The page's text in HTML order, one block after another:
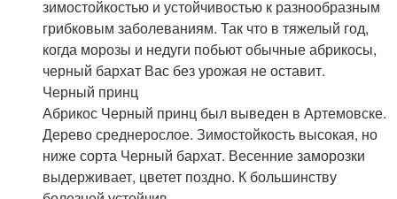
зимостойкостью и устойчивостью к разнообразным
грибковым заболеваниям. Так что в тяжелый год,
когда морозы и недуги побьют обычные абрикосы,
черный бархат Вас без урожая не оставит.
Черный принц
Абрикос Черный принц был выведен в Артемовске.
Дерево среднерослое. Зимостойкость высокая, но
ниже сорта Черный бархат. Весенние заморозки
выдерживает, цветет поздно. К большинству